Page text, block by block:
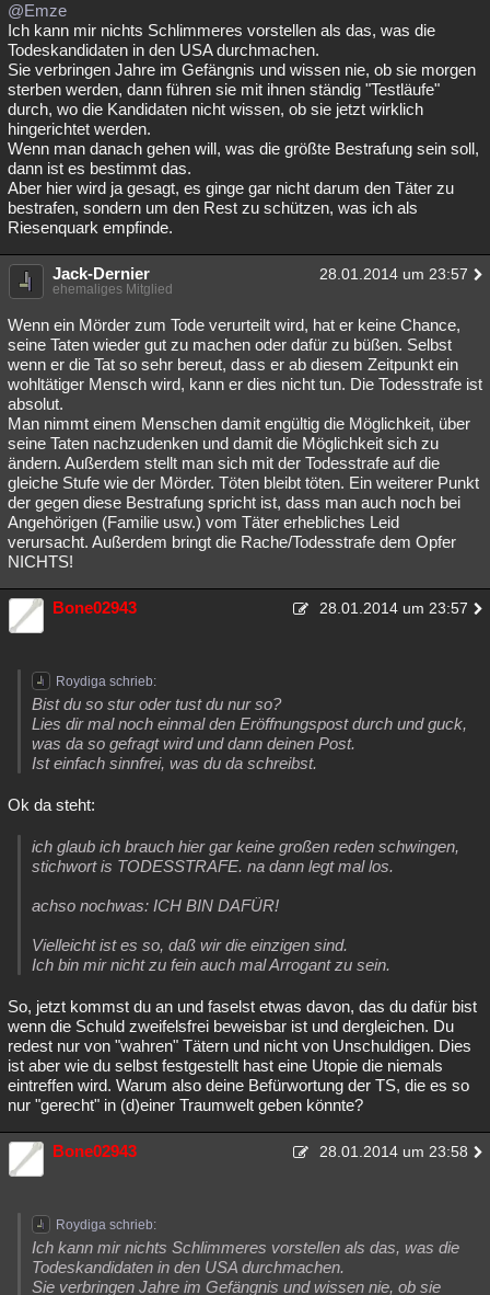
@Emze
Ich kann mir nichts Schlimmeres vorstellen als das, was die
Todeskandidaten in den USA durchmachen.
Sie verbringen Jahre im Gefängnis und wissen nie, ob sie morgen
sterben werden, dann führen sie mit ihnen ständig "Testläufe"
durch, wo die Kandidaten nicht wissen, ob sie jetzt wirklich
hingerichtet werden.
Wenn man danach gehen will, was die größte Bestrafung sein soll,
dann ist es bestimmt das.
Aber hier wird ja gesagt, es ginge gar nicht darum den Täter zu
bestrafen, sondern um den Rest zu schützen, was ich als
Riesenquark empfinde.
Jack-Dernier 28.01.2014 um 23:57
ehemaliges Mitglied
Wenn ein Mörder zum Tode verurteilt wird, hat er keine Chance,
seine Taten wieder gut zu machen oder dafür zu büßen. Selbst
wenn er die Tat so sehr bereut, dass er ab diesem Zeitpunkt ein
wohltätiger Mensch wird, kann er dies nicht tun. Die Todesstrafe ist
absolut.
Man nimmt einem Menschen damit engültig die Möglichkeit, über
seine Taten nachzudenken und damit die Möglichkeit sich zu
ändern. Außerdem stellt man sich mit der Todesstrafe auf die
gleiche Stufe wie der Mörder. Töten bleibt töten. Ein weiterer Punkt
der gegen diese Bestrafung spricht ist, dass man auch noch bei
Angehörigen (Familie usw.) vom Täter erhebliches Leid
verursacht. Außerdem bringt die Rache/Todesstrafe dem Opfer
NICHTS!
Bone02943 28.01.2014 um 23:57
Roydiga schrieb:
Bist du so stur oder tust du nur so?
Lies dir mal noch einmal den Eröffnungspost durch und guck,
was da so gefragt wird und dann deinen Post.
Ist einfach sinnfrei, was du da schreibst.
Ok da steht:
ich glaub ich brauch hier gar keine großen reden schwingen,
stichwort is TODESSTRAFE. na dann legt mal los.
achso nochwas: ICH BIN DAFÜR!
Vielleicht ist es so, daß wir die einzigen sind.
Ich bin mir nicht zu fein auch mal Arrogant zu sein.
So, jetzt kommst du an und faselst etwas davon, das du dafür bist
wenn die Schuld zweifelsfrei beweisbar ist und dergleichen. Du
redest nur von "wahren" Tätern und nicht von Unschuldigen. Dies
ist aber wie du selbst festgestellt hast eine Utopie die niemals
eintreffen wird. Warum also deine Befürwortung der TS, die es so
nur "gerecht" in (d)einer Traumwelt geben könnte?
Bone02943 28.01.2014 um 23:58
Roydiga schrieb:
Ich kann mir nichts Schlimmeres vorstellen als das, was die
Todeskandidaten in den USA durchmachen.
Sie verbringen Jahre im Gefängnis und wissen nie, ob sie